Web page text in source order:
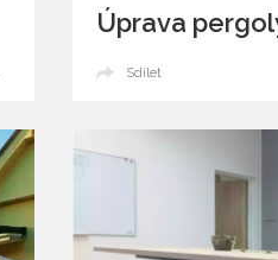
Úprava
Sdílet